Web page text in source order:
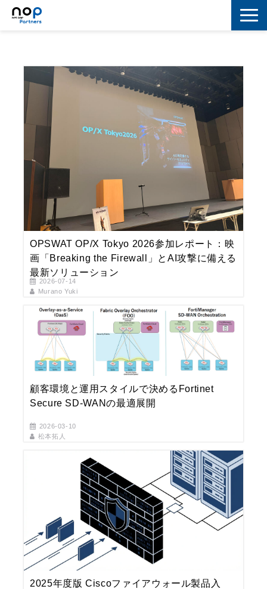
マーケティング
セキュリティ
IoT
コラボレーション
スキルアップ
IT用語解説
OPSWAT OP/X Tokyo 2026参加レポート：映
画「Breaking the Firewall」とAI攻撃に備える
最新ソリューション
2026-07-14
Murano Yuki
顧客環境と運用スタイルで決めるFortinet
Secure SD‑WANの最適展開
2026-03-10
松本拓人
2025年度版 Ciscoファイアウォール製品入